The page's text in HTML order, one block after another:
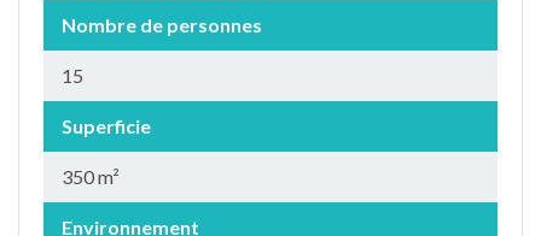
Nombre de personnes
15
Superficie
350 m²
Environnement